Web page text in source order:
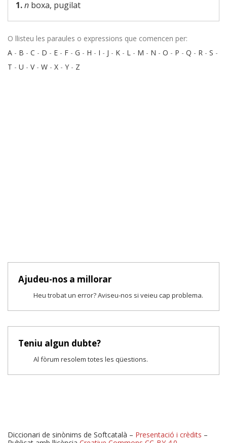
1.n boxa, pugilat
O llisteu les paraules o expressions que comencen per:
A - B - C - D - E - F - G - H - I - J - K - L - M - N - O - P - Q - R - S -
T - U - V- W - X - Y - Z
Ajudeu-nos a millorar
Heu trobat un error? Aviseu-nos si veieu cap problema.
Teniu algun dubte?
Al fòrum resolem totes les qüestions.
Diccionari de sinònims de Softcatalà – Presentació i crèdits –